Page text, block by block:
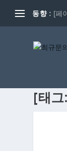
동향 : [페
[태